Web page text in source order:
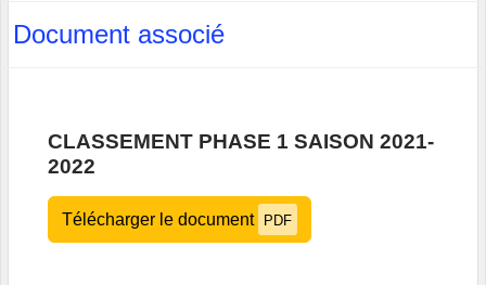
Document associé
CLASSEMENT PHASE 1 SAISON 2021-
2022
Télécharger le document PDF